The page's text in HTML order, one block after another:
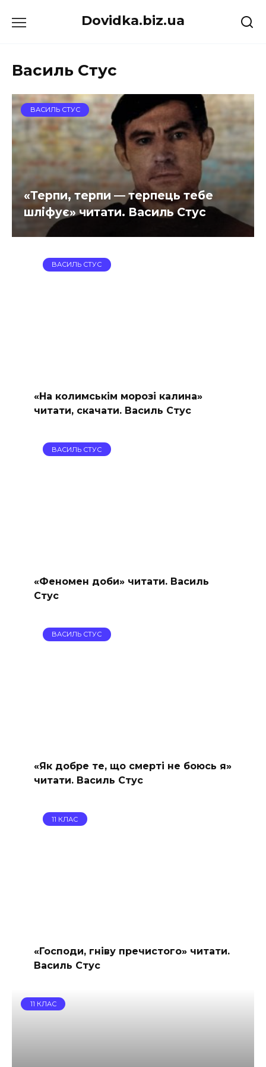
до
Dovidka.biz.ua
Василь Стус
ВАСИЛЬ СТУС
«Терпи, терпи — терпець тебе
шліфує» читати. Василь Стус
ВАСИЛЬ СТУС
«На колимськім морозі калина»
читати, скачати. Василь Стус
ВАСИЛЬ СТУС
«Феномен доби» читати. Василь
Стус
ВАСИЛЬ СТУС
«Як добре те, що смерті не боюсь я»
читати. Василь Стус
11 КЛАС
«Господи, гніву пречистого» читати.
Василь Стус
11 КЛАС